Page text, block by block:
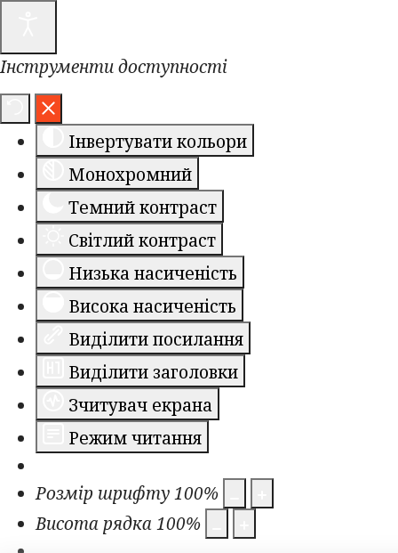
Інструменти доступності
Інвертувати кольори
Монохромний
Темний контраст
Світлий контраст
Низька насиченість
Висока насиченість
Виділити посилання
Виділити заголовки
Зчитувач екрана
Режим читання
Розмір шрифту100%
Висота рядка100%